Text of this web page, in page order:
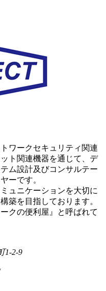
ワークセキュリティ関連
ト関連機器を通じて、デ
ム設計及びコンサルテー
ーです。
ュニケーションを大切に
築を目指しております。
クの便利屋』と呼ばれて
1-2-9